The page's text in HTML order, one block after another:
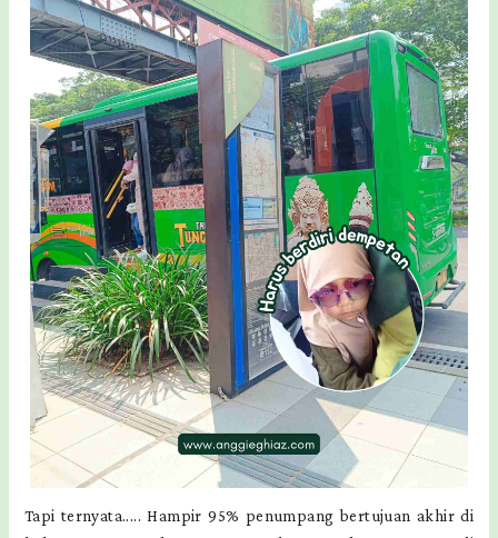
Tapi ternyata..... Hampir 95% penumpang bertujuan akhir di